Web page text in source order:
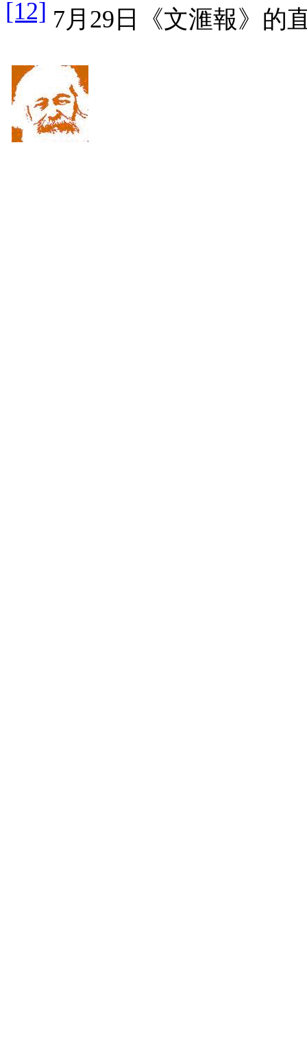
[12] 7月 29 日《文滙報》的